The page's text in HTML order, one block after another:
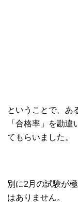
ということで、あ
「合格率」を勘
てもらいました。
別に2月の試験が
はありません。